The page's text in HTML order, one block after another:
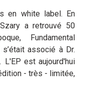
en white label. En
a retrouvé 50
Fundamental
associé à Dr.
L'EP est aujourd'hui
- très - limitée,